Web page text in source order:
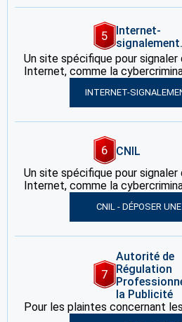
5
Internet-
Un site spécifique pour
Internet, comme la
INTERNET-
6
CNIL
Un site spécifique pour
Internet, comme la
CNIL - DÉPOSER
7
Autorité de
Régulation
la Publicité
Pour les plaintes concernant